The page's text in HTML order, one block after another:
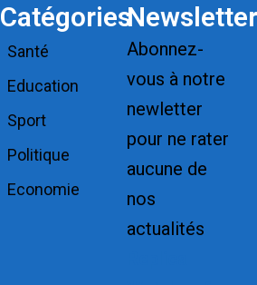
Catégories
Santé
Education
Sport
Politique
Economie
Newsletter
Abonnez-
vous à notre
newletter
pour ne rater
aucune de
nos
actualités